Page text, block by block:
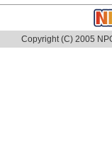
Copyright (C) 2005